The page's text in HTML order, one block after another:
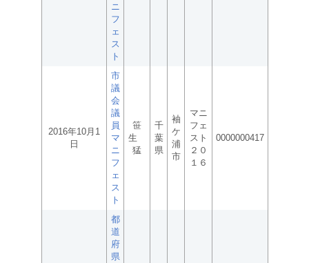
ニ
フ
ェ
ス
ト
2016年10月1
日
市
議
会
議
員
マ
ニ
フ
ェ
ス
ト
笹
生
猛
千
葉
県
袖
ケ
浦
市
マニ
フェ
スト
２０
１６
0000000417
都
道
府
県